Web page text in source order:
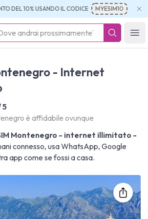
DEL 10% USANDO IL CODICE MYESIM10
- Internet
5
è affidabile ovunque
Montenegro - internet illimitato -
connesso, usa WhatsApp, Google
app come se fossi a casa.